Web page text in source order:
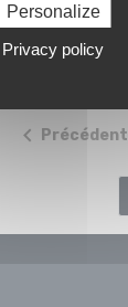
 Précédent
Personalize
Privacy policy